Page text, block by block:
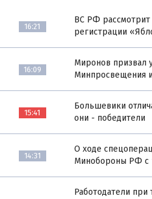
16:21
ВС РФ рассмотрит
регистрации
16:09
Миронов призвал
Минпросвещения
15:41
Большевики
они - победители
14:31
О ходе
Минобороны РФ с
Работодатели при